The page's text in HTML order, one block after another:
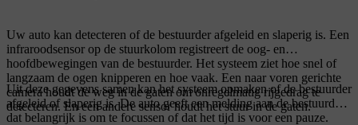
Uw auto kan detecteren of de bestuurder afgeleid en slaperig is. Een
infraroodsensor op de stuurkolom registreert de oog- en
hoofdbewegingen van de bestuurder. Het systeem ziet hoe snel of
langzaam de ogen knipperen en hoe vaak. Een naar voren gerichte
camera houdt de weg in de gaten om onregelmatig rijgedrag te
detecteren. En een andere sensor houdt het stuur in de gaten.
Uit deze gegevens samen kan het systeem opmaken of de bestuurder
afgeleid of slaperig is. De auto geeft een melding aan de bestuurder
dat belangrijk is om te focussen of dat het tijd is voor een pauze.